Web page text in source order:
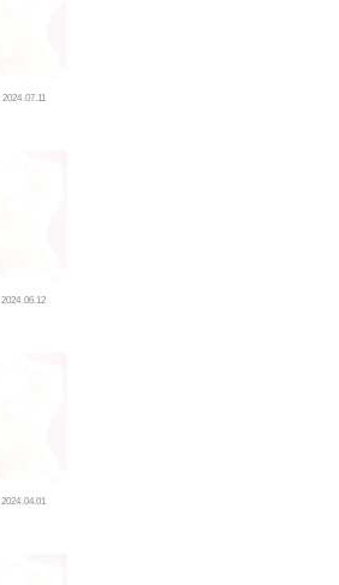
2024.07.11
2024.06.12
2024.04.01